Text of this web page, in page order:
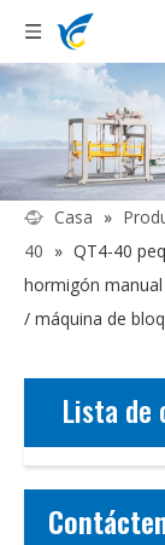
Casa »
40 » QT4-40
hormigón
/ máquina de
Lista de